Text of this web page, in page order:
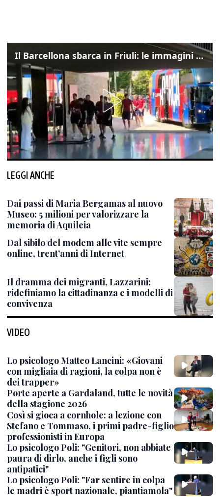
Il Barcellona sbarca in Friuli: le immagini dell'arrivo in albergo
LEGGI ANCHE
Dai passi di Maria Bergamas al nuovo
Museo: 5 milioni per valorizzare la
memoria di Aquileia
Dal sibilo del modem alle vite sempre
online, trent’anni di Internet
Il dramma dei migranti, Lazzarini:
ridefiniamo la cittadinanza e i modelli di
convivenza
VIDEO
Lo psicologo Matteo Lancini: «Giovani
con migliaia di ragioni, la colpa non è
dei trapper»
Porte aperte a Gardaland, tutte le novità
della stagione 2026
Così si gioca a cornhole: a lezione con
Stefano e Tommaso, i primi padre-figlio
professionisti in Europa
Lo psicologo Poli: "Genitori, non abbiate
paura di dirlo, anche i figli sono
antipatici"
Lo psicologo Poli: "Far sentire in colpa
le madri è sport nazionale, piantiamola"